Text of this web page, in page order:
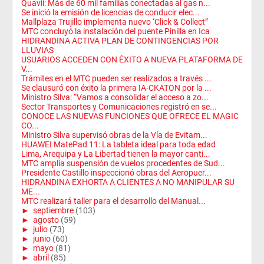
Quavii: Más de 60 mil familias conectadas al gas n...
Se inició la emisión de licencias de conducir elec...
Mallplaza Trujillo implementa nuevo ‘Click & Collect”
MTC concluyó la instalación del puente Pinilla en Ica
HIDRANDINA ACTIVA PLAN DE CONTINGENCIAS POR
LLUVIAS
USUARIOS ACCEDEN CON ÉXITO A NUEVA PLATAFORMA DE
V...
Trámites en el MTC pueden ser realizados a través ...
Se clausuró con éxito la primera IA-CKATON por la ...
Ministro Silva: “Vamos a consolidar el acceso a zo...
Sector Transportes y Comunicaciones registró en se...
CONOCE LAS NUEVAS FUNCIONES QUE OFRECE EL MAGIC
CO...
Ministro Silva supervisó obras de la Vía de Evitam...
HUAWEI MatePad 11: La tableta ideal para toda edad
Lima, Arequipa y La Libertad tienen la mayor canti...
MTC amplía suspensión de vuelos procedentes de Sud...
Presidente Castillo inspeccionó obras del Aeropuer...
HIDRANDINA EXHORTA A CLIENTES A NO MANIPULAR SU
ME...
MTC realizará taller para el desarrollo del Manual...
► septiembre (103)
► agosto (59)
► julio (73)
► junio (60)
► mayo (81)
► abril (85)